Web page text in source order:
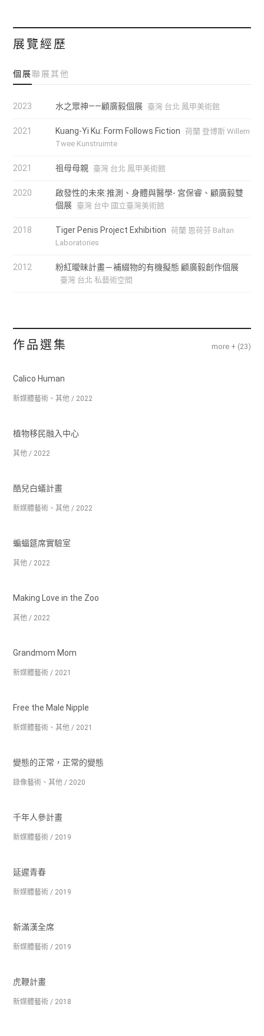
未來食物設計大獎 Future Food Design Award前三名。 此
外，他的作品更受邀參與國際重要展覽，如德國柏林
設計周、米蘭設計周、比利時根特設計博物館、英國倫敦
V&A博物館等等。而他的 作品曾刊登於多份國際媒體，包括
DAMN°、Dezeen、Designboom、VICE、Dazed Digital、Daily
展覽經歷
個展聯展 其他
2023 水之眾神——顧廣毅個展 臺灣 台北 鳳甲美術館
2021 Kuang-Yi Ku: Form Follows Fiction
荷蘭 登博斯 Willem
Twee Kunstruimte
2021 祖母母親 臺灣 台北 鳳甲美術館
2020
啟發性的未來:推測、身體與醫學- 宮保睿、顧廣毅雙
個展 臺灣 台中 國立臺灣美術館
2018 Tiger Penis Project Exhibition
荷蘭 恩荷芬 Baltan
Laboratories
2012 粉紅曖昧計畫－補綴物的有機擬態 顧廣毅創作個展
臺灣 台北 私藝術空間
作品選集 more + (23)
Calico Human
新媒體藝術、其他 / 2022
植物移民融入中心
其他 / 2022
酷兒白蟻計畫
新媒體藝術、其他 / 2022
蝙蝠筵席實驗室
其他 / 2022
Making Love in the Zoo
其他 / 2022
Grandmom Mom
新媒體藝術 / 2021
Free the Male Nipple
新媒體藝術、其他 / 2021
變態的正常，正常的變態
錄像藝術、其他 / 2020
千年人參計畫
新媒體藝術 / 2019
延遲青春
新媒體藝術 / 2019
新滿漢全席
新媒體藝術 / 2019
虎鞭計畫
新媒體藝術 / 2018